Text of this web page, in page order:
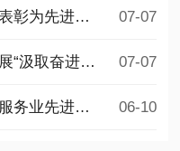
· 山西省商业联合会党支部被表彰为先进基层党组织 07-07
· 山西省商业联合会党支部开展“汲取奋进力量，勇担时代使命”迎七一主题党日活动 07-07
· 关于评选推荐全国商贸流通服务业先进集体和先进个人拟选名单的公示 06-10